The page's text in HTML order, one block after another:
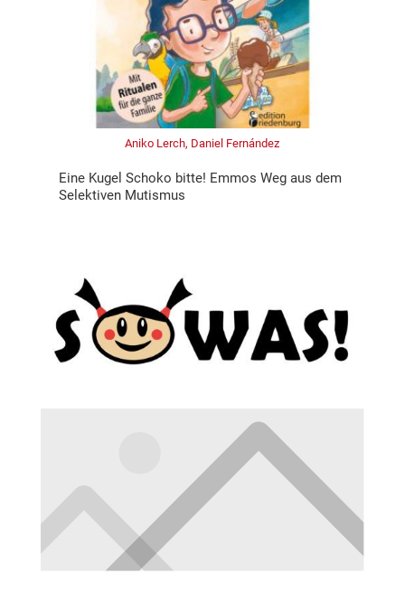
Aniko Lerch, Daniel Fernández
Eine Kugel Schoko bitte! Emmos Weg aus dem
Selektiven Mutismus